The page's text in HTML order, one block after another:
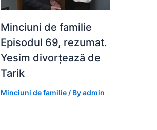
Minciuni de familie
Episodul 69, rezumat.
Yesim divorțează de
Tarik
Minciuni de familie / Byadmin